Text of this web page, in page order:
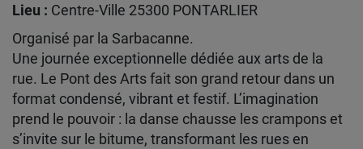
Lieu : Centre-Ville 25300 PONTARLIER
Organisé par la Sarbacanne.
Une journée exceptionnelle dédiée aux arts de la
rue. Le Pont des Arts fait son grand retour dans un
format condensé, vibrant et festif. L’imagination
prend le pouvoir : la danse chausse les crampons et
s’invite sur le bitume, transformant les rues en